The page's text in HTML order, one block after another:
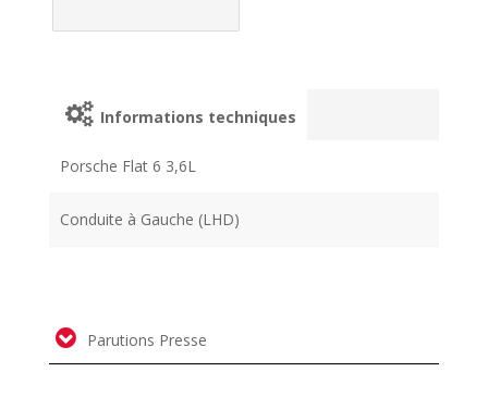
Informations techniques
Porsche Flat 6 3,6L
Conduite à Gauche (LHD)
Parutions Presse